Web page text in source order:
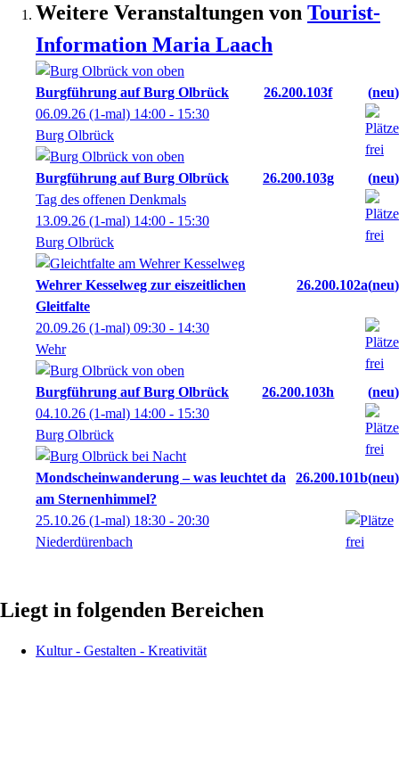
Weitere Veranstaltungen von Tourist-
Information Maria Laach
Burgführung auf Burg Olbrück 26.200.103f
neu
06.09.26 (1-mal) 14:00 - 15:30
Burg Olbrück
Burgführung auf Burg Olbrück 26.200.103g
neu
Tag des offenen Denkmals
13.09.26 (1-mal) 14:00 - 15:30
Burg Olbrück
Wehrer Kesselweg zur eiszeitlichen
Gleitfalte
26.200.102a neu
20.09.26 (1-mal) 09:30 - 14:30
Wehr
Burgführung auf Burg Olbrück 26.200.103h
neu
04.10.26 (1-mal) 14:00 - 15:30
Burg Olbrück
Mondscheinwanderung – was leuchtet da
am Sternenhimmel?
26.200.101b neu
25.10.26 (1-mal) 18:30 - 20:30
Niederdürenbach
Liegt in folgenden Bereichen
Kultur - Gestalten - Kreativität